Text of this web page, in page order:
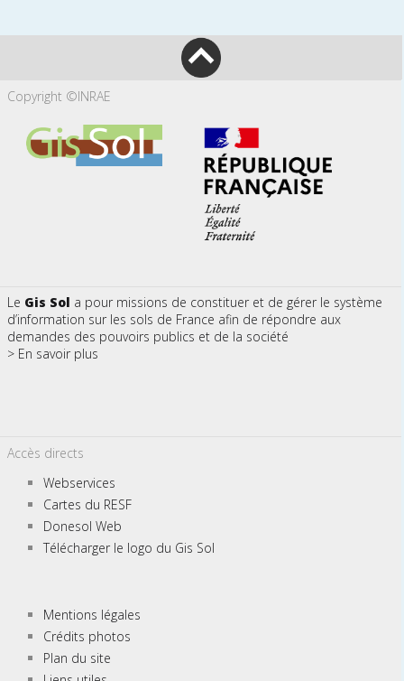
Copyright ©INRAE
Le Gis Sol a pour missions de constituer et de gérer le système
d’information sur les sols de France afin de répondre aux
demandes des pouvoirs publics et de la société
> En savoir plus
Accès directs
Webservices
Cartes du RESF
Donesol Web
Télécharger le logo du Gis Sol
Mentions légales
Crédits photos
Plan du site